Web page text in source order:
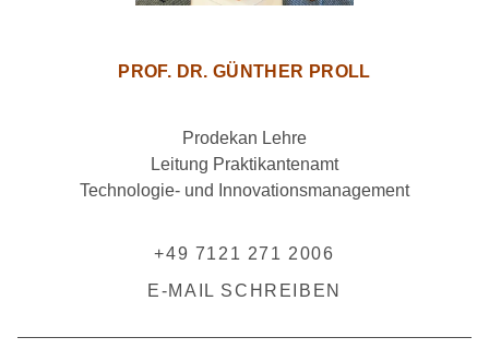
PROF. DR. GÜNTHER PROLL
Prodekan Lehre
Leitung Praktikantenamt
Technologie- und Innovationsmanagement
+49 7121 271 2006
E-MAIL SCHREIBEN